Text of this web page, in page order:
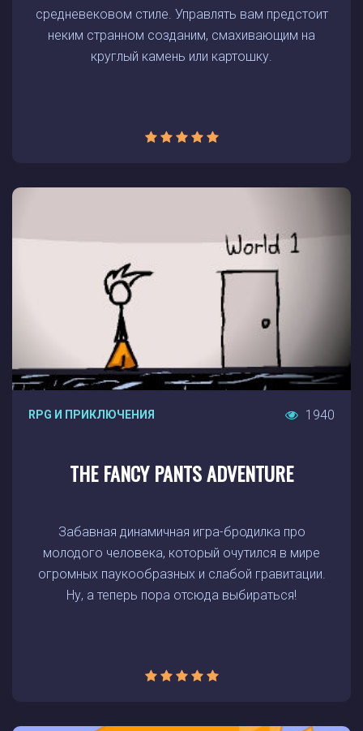
средневековом стиле. Управлять вам предстоит
неким странном созданим, смахивающим на
круглый камень или картошку.
RPG И ПРИКЛЮЧЕНИЯ 1940
THE FANCY PANTS ADVENTURE
Забавная динамичная игра-бродилка про
молодого человека, который очутился в мире
огромных паукообразных и слабой гравитации.
Ну, а теперь пора отсюда выбираться!